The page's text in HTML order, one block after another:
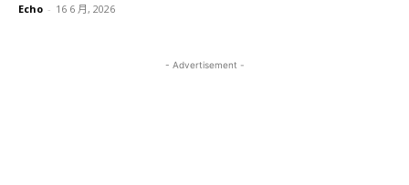
Echo - 16 6 月, 2026
- Advertisement -